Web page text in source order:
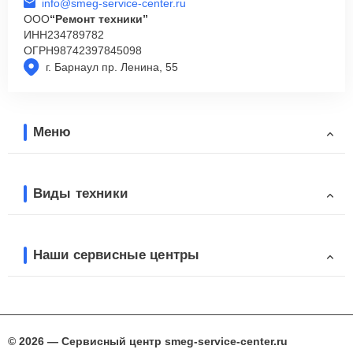
г. Барнаул пр. Ленина, 55
info@smeg-service-center.ru
ООО“Ремонт техники”
ИНН234789782
ОГРН98742397845098
Меню
Виды техники
Наши сервисные центры
© 2026 — Сервисный центр smeg-service-center.ru